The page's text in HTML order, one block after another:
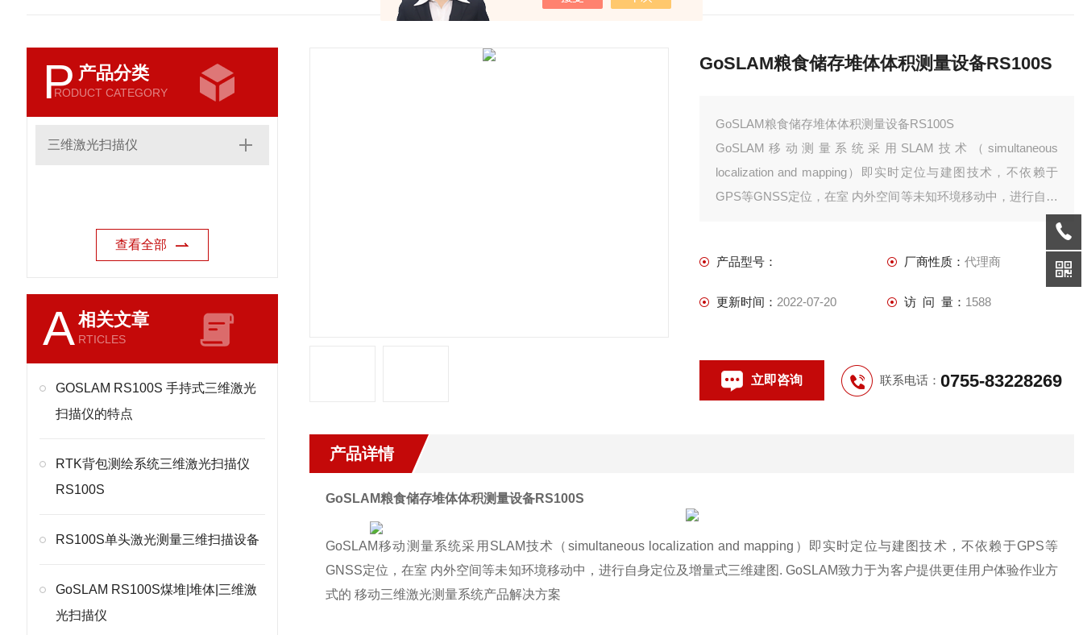
P 产品分类
RODUCT CATEGORY
三维激光扫描仪
查看全部
A相关文章
RTICLES
GOSLAM RS100S 手持式三维激光
扫描仪的特点
RTK背包测绘系统三维激光扫描仪
RS100S
RS100S单头激光测量三维扫描设备
GoSLAM RS100S煤堆|堆体|三维激
光扫描仪
GoSLAM粮食储存堆体体积测量设备RS100S
GoSLAM粮食储存堆体体积测量设备RS100S
GoSLAM移动测量系统采用SLAM技术（simultaneous
localization and mapping）即实时定位与建图技术，不依赖于
GPS等GNSS定位，在室 内外空间等未知环境移动中，进行自身
定位及增量式三维建图. GoSLAM致力于为客户提供更佳用户体
产品型号：
厂商性质： 代理商
更新时间： 2022-07-20 访 问 量： 1588
立即咨询 联系电话： 0755-83228269
产品详情
GoSLAM粮食储存堆体体积测量设备RS100S
GoSLAM移动测量系统采用SLAM技术（simultaneous localization and mapping）即实时定位与建图技术，不依赖于GPS等
GNSS定位，在室 内外空间等未知环境移动中，进行自身定位及增量式三维建图. GoSLAM致力于为客户提供更佳用户体验作业方
式的 移动三维激光测量系统产品解决方案